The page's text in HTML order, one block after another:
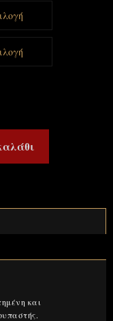
και